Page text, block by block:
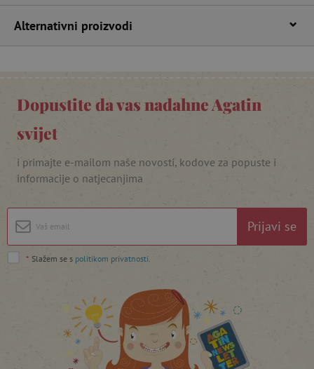
Alternativni proizvodi
Dopustite da vas nadahne Agatin
svijet
i primajte e-mailom naše novosti, kodove za popuste i
informacije o natjecanjima
Prijavi se
* Slažem se s politikom privatnosti
lastVisitedProduct www.agatinsvijet.hr
.agatinsvijet.hr
PHPSESSID
PHP.net
www.agatinsvijet.hr